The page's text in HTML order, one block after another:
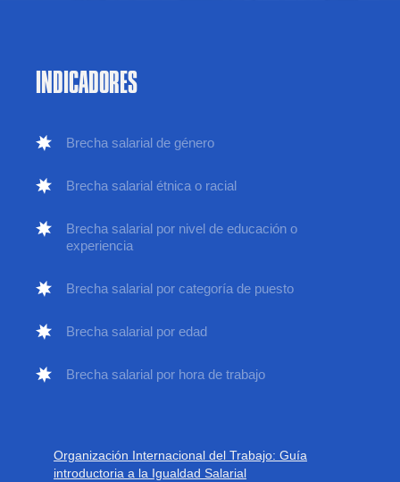
INDICADORES
Brecha salarial de género
Brecha salarial étnica o racial
Brecha salarial por nivel de educación o
experiencia
Brecha salarial por categoría de puesto
Brecha salarial por edad
Brecha salarial por hora de trabajo
Organización Internacional del Trabajo: Guía
introductoria a la Igualdad Salarial